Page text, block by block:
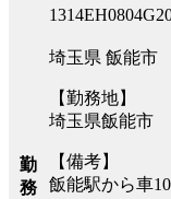
勤
務
埼玉県 飯能市
【勤務地】
埼玉県飯能市
【備考】
飯能駅から車